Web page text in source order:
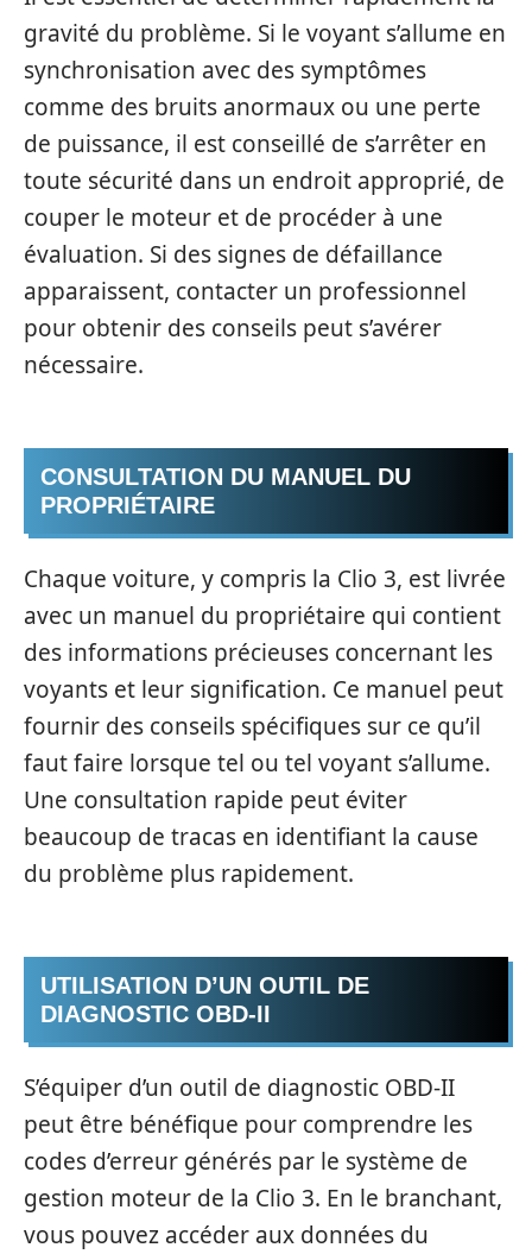
gravité du problème. Si le voyant s’allume en
synchronisation avec des symptômes
comme des bruits anormaux ou une perte
de puissance, il est conseillé de s’arrêter en
toute sécurité dans un endroit approprié, de
couper le moteur et de procéder à une
évaluation. Si des signes de défaillance
apparaissent, contacter un professionnel
pour obtenir des conseils peut s’avérer
nécessaire.
CONSULTATION DU MANUEL DU
PROPRIÉTAIRE
Chaque voiture, y compris la Clio 3, est livrée
avec un manuel du propriétaire qui contient
des informations précieuses concernant les
voyants et leur signification. Ce manuel peut
fournir des conseils spécifiques sur ce qu’il
faut faire lorsque tel ou tel voyant s’allume.
Une consultation rapide peut éviter
beaucoup de tracas en identifiant la cause
du problème plus rapidement.
UTILISATION D’UN OUTIL DE
DIAGNOSTIC OBD-II
S’équiper d’un outil de diagnostic OBD-II
peut être bénéfique pour comprendre les
codes d’erreur générés par le système de
gestion moteur de la Clio 3. En le branchant,
vous pouvez accéder aux données du